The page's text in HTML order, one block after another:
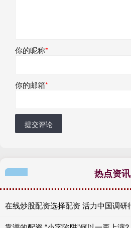
你的昵称*
你的邮箱*
提交评论
热点资讯